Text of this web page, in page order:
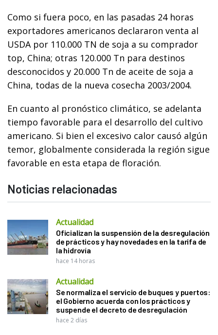
Como si fuera poco, en las pasadas 24 horas
exportadores americanos declararon venta al
USDA por 110.000 TN de soja a su comprador
top, China; otras 120.000 Tn para destinos
desconocidos y 20.000 Tn de aceite de soja a
China, todas de la nueva cosecha 2003/2004.
En cuanto al pronóstico climático, se adelanta
tiempo favorable para el desarrollo del cultivo
americano. Si bien el excesivo calor causó algún
temor, globalmente considerada la región sigue
favorable en esta etapa de floración.
Noticias relacionadas
Actualidad
Oficializan la suspensión de la desregulación
de prácticos y hay novedades en la tarifa de
la hidrovía
hace 14 horas
Actualidad
Se normaliza el servicio de buques y puertos:
el Gobierno acuerda con los prácticos y
suspende el decreto de desregulación
hace 2 días